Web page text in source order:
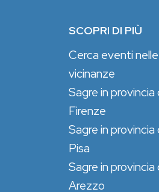
SCOPRI DI PIÙ
Cerca eventi nelle
vicinanze
Sagre in provincia
Firenze
Sagre in provincia
Pisa
Sagre in provincia
Arezzo